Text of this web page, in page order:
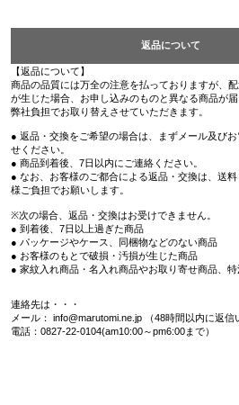
返品について
【返品について】
商品の品質には万全の注意を払っておりますが、
が生じた場合、お申し込みのものと異なる商品が
弊社負担でお取り替えさせていただきます。
● 返品・交換をご希望の場合は、まずメール及び
せください。
● 商品到着後、7日以内にご連絡ください。
● なお、お客様のご都合による返品・交換は、送
様ご負担でお願いします。
※次の場合、返品・交換はお受けできません。
● 到着後、7日以上過ぎた商品
● パッケージやケース、同梱物などのない商品
● お客様のもとで破損・汚損が生じた商品
● 家紋入れ商品・名入れ商品やお取り寄せ商品、
連絡先は・・・
メール： info@marutomi.ne.jp （48時間以内に返信
電話：0827-22-0104(am10:00～pm6:00まで）